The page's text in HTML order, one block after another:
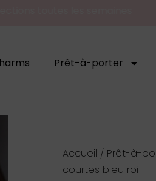
Prêt-à-porter
Accueil / Prêt-à-
courtes bleu roi